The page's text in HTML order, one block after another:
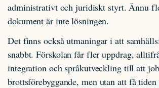
administrativt och juridiskt styrt. Ännu
dokument är inte lösningen.
Det finns också utmaningar i att
snabbt. Förskolan får fler uppdrag,
integration och språkutveckling till att
brottsförebyggande, men utan att få tiden